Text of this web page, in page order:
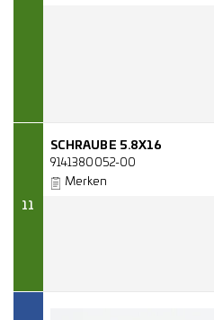
11
SCHRAUBE 5.8X16
9141380052-00
Merken